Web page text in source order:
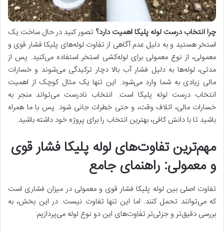
چرا انتخاب درست لوله پلیکا اهمیت دارد؟ تصور کنید در حال ساخت یک
استخر هستید و به دلیل عدم آگاهی از تفاوت لوله‌های پلیکا فشار قوی و
معمولی، از نوع معمولی برای لوله‌کشی استخر استفاده می‌کنید. پس از
مدتی، لوله‌ها به دلیل فشار آب بالا دچار ترکیدگی می‌شوند و خسارات
مالی زیادی به شما وارد می‌شود. این تنها یک مثال کوچک از اهمیت
انتخاب درست لوله پلیکا است. انتخاب نادرست می‌تواند منجر به
خسارات مالی، اتلاف وقت، و حتی خطرات جانی شود. پس با ما همراه
باشید تا با دانش کافی، بهترین انتخاب را برای پروژه خود داشته باشید.
مهم‌ترین تفاوت‌های لوله پلیکا فشار قوی
و معمولی: راهنمای جامع
تفاوت اصلی بین لوله پلیکا فشار قوی و معمولی در میزان فشاری است
که می‌توانند تحمل کنند. اما این تنها تفاوت نیست. در این بخش، به
بررسی دقیق‌تر و جزئی‌تر تفاوت‌های این دو نوع لوله می‌پردازیم: